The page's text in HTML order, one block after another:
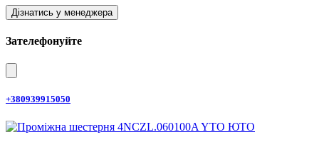
Дізнатись у менеджера
Зателефонуйте
+380939915050